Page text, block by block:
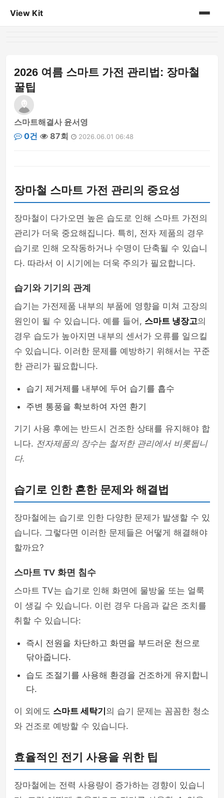
View Kit
2026 여름 스마트 가전 관리법: 장마철
꿀팁
스마트해결사 윤서영
0건
87회 2026.06.01 06:48
장마철 스마트 가전 관리의 중요성
장마철이 다가오면 높은 습도로 인해 스마트 가전의
관리가 더욱 중요해집니다. 특히, 전자 제품의 경우
습기로 인해 오작동하거나 수명이 단축될 수 있습니
다. 따라서 이 시기에는 더욱 주의가 필요합니다.
습기와 기기의 관계
습기는 가전제품 내부의 부품에 영향을 미쳐 고장의
원인이 될 수 있습니다. 예를 들어, 스마트 냉장고의
경우 습도가 높아지면 내부의 센서가 오류를 일으킬
수 있습니다. 이러한 문제를 예방하기 위해서는 꾸준
한 관리가 필요합니다.
습기 제거제를 내부에 두어 습기를 흡수
주변 통풍을 확보하여 자연 환기
기기 사용 후에는 반드시 건조한 상태를 유지해야 합
니다. 전자제품의 장수는 철저한 관리에서 비롯됩니
다.
습기로 인한 흔한 문제와 해결법
장마철에는 습기로 인한 다양한 문제가 발생할 수 있
습니다. 그렇다면 이러한 문제들은 어떻게 해결해야
할까요?
스마트 TV 화면 침수
스마트 TV는 습기로 인해 화면에 물방울 또는 얼룩
이 생길 수 있습니다. 이런 경우 다음과 같은 조치를
취할 수 있습니다:
즉시 전원을 차단하고 화면을 부드러운 천으로
닦아줍니다.
습도 조절기를 사용해 환경을 건조하게 유지합니
다.
이 외에도 스마트 세탁기 의 습기 문제는 꼼꼼한 청소
와 건조로 예방할 수 있습니다.
효율적인 전기 사용을 위한 팁
장마철에는 전력 사용량이 증가하는 경향이 있습니